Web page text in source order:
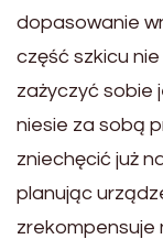
dopasowanie
część szkicu
zażyczyć sobie
niesie za sobą
zniechęcić już
planując
zrekompensuje